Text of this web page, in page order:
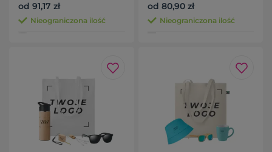
od 91,17 zł
Nieograniczona ilość
od 80,90 zł
Nieograniczona ilość